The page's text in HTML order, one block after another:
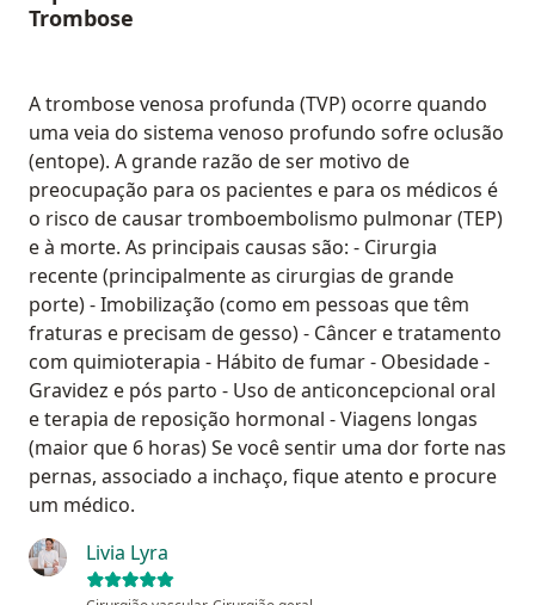
Trombose
A trombose venosa profunda (TVP) ocorre quando
uma veia do sistema venoso profundo sofre oclusão
(entope). A grande razão de ser motivo de
preocupação para os pacientes e para os médicos é
o risco de causar tromboembolismo pulmonar (TEP)
e à morte. As principais causas são: - Cirurgia
recente (principalmente as cirurgias de grande
porte) - Imobilização (como em pessoas que têm
fraturas e precisam de gesso) - Câncer e tratamento
com quimioterapia - Hábito de fumar - Obesidade -
Gravidez e pós parto - Uso de anticoncepcional oral
e terapia de reposição hormonal - Viagens longas
(maior que 6 horas) Se você sentir uma dor forte nas
pernas, associado a inchaço, fique atento e procure
um médico.
Livia Lyra